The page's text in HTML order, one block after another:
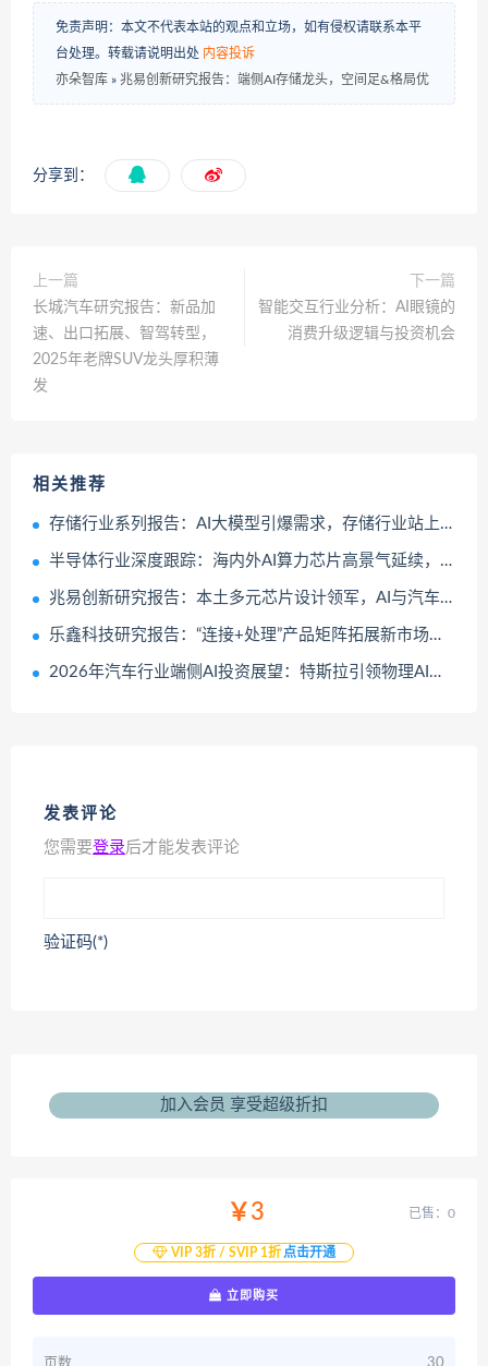
免责声明：本文不代表本站的观点和立场，如有侵权请联系本平
台处理。转载请说明出处 内容投诉
亦朵智库 » 兆易创新研究报告：端侧AI存储龙头，空间足&格局优
分享到：
上一篇
长城汽车研究报告：新品加
速、出口拓展、智驾转型，
2025年老牌SUV龙头厚积薄
发
下一篇
智能交互行业分析：AI眼镜的
消费升级逻辑与投资机会
相关推荐
存储行业系列报告：AI大模型引爆需求，存储行业站上新一轮成长周期
半导体行业深度跟踪：海内外AI算力芯片高景气延续，存储等板块边际复苏趋势向上
兆易创新研究报告：本土多元芯片设计领军，AI与汽车电子重绘成长曲线
乐鑫科技研究报告：“连接+处理”产品矩阵拓展新市场，端侧AI创新打开成长空间
2026年汽车行业端侧AI投资展望：特斯拉引领物理AI产业变革，无人驾驶价值链及空间跃迁
发表评论
您需要登录后才能发表评论
验证码(*)
加入会员 享受超级折扣
￥3
VIP 3折 / SVIP 1折 点击开通
已售：0
立即购买
页数 30